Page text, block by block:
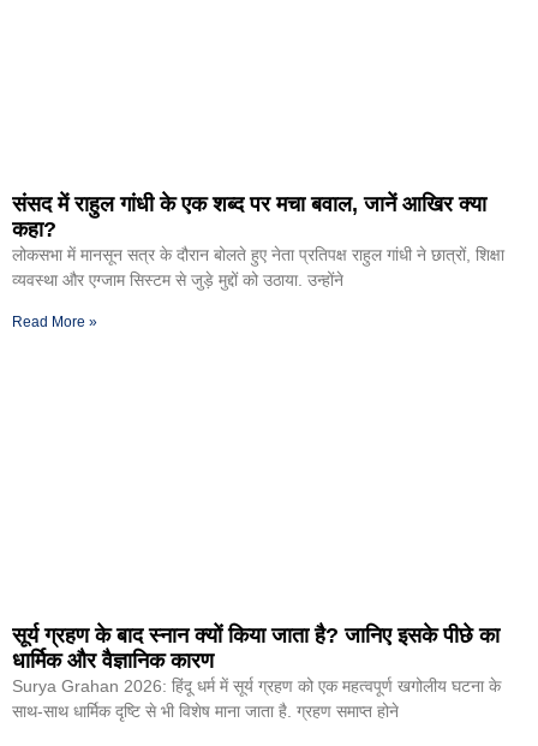
संसद में राहुल गांधी के एक शब्द पर मचा बवाल, जानें आखिर क्या
कहा?
लोकसभा में मानसून सत्र के दौरान बोलते हुए नेता प्रतिपक्ष राहुल गांधी ने छात्रों, शिक्षा
व्यवस्था और एग्जाम सिस्टम से जुड़े मुद्दों को उठाया. उन्होंने
Read More »
सूर्य ग्रहण के बाद स्नान क्यों किया जाता है? जानिए इसके पीछे का
धार्मिक और वैज्ञानिक कारण
Surya Grahan 2026: हिंदू धर्म में सूर्य ग्रहण को एक महत्वपूर्ण खगोलीय घटना के
साथ-साथ धार्मिक दृष्टि से भी विशेष माना जाता है. ग्रहण समाप्त होने